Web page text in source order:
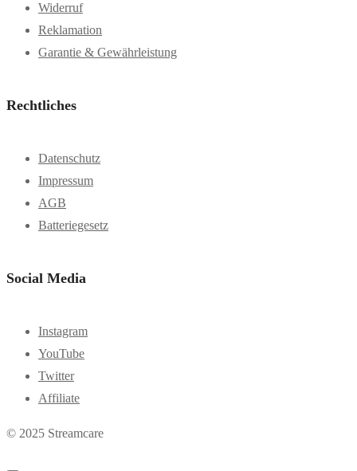
Widerruf
Reklamation
Garantie & Gewährleistung
Rechtliches
Datenschutz
Impressum
AGB
Batteriegesetz
Social Media
Instagram
YouTube
Twitter
Affiliate
© 2025 Streamcare